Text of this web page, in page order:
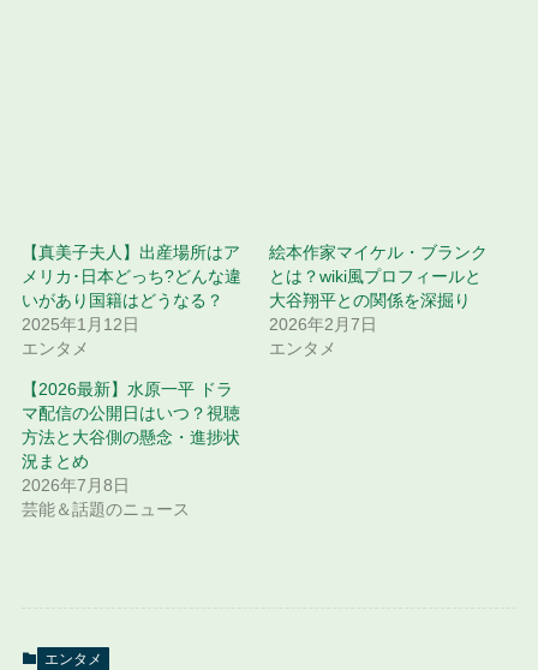
【真美子夫人】出産場所はア
メリカ･日本どっち?どんな違
いがあり国籍はどうなる？
2025年1月12日
エンタメ
絵本作家マイケル・ブランク
とは？wiki風プロフィールと
大谷翔平との関係を深掘り
2026年2月7日
エンタメ
【2026最新】水原一平 ドラ
マ配信の公開日はいつ？視聴
方法と大谷側の懸念・進捗状
況まとめ
2026年7月8日
芸能＆話題のニュース
エンタメ